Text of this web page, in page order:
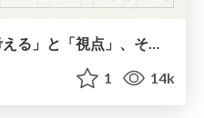
AI浅慮の時代における「考える」と「視点」、そして「創造性」
1 14k